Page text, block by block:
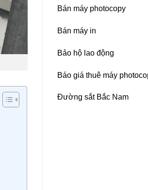
Bán máy photocopy
Bán máy in
Bảo hộ lao động
Báo giá thuê máy
Đường sắt Bắc Nam